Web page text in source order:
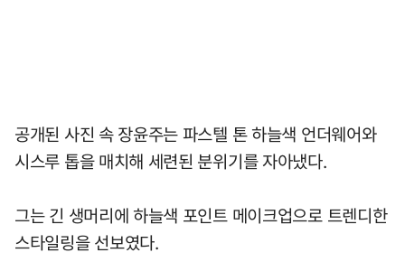
공개된 사진 속 장윤주는 파스텔 톤 하늘색 언더웨어와
시스루 톱을 매치해 세련된 분위기를 자아냈다.
그는 긴 생머리에 하늘색 포인트 메이크업으로 트렌디한
스타일링을 선보였다.